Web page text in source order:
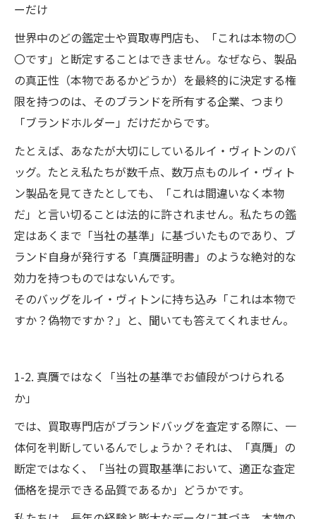
ーだけ
世界中のどの鑑定士や買取専門店も、「これは本物の〇
〇です」と断定することはできません。なぜなら、製品
の真正性（本物であるかどうか）を最終的に決定する権
限を持つのは、そのブランドを所有する企業、つまり
「ブランドホルダー」だけだからです。
たとえば、あなたが大切にしているルイ・ヴィトンのバ
ッグ。たとえ私たちが数千点、数万点ものルイ・ヴィト
ン製品を見てきたとしても、「これは間違いなく本物
だ」と言い切ることは法的に許されません。私たちの鑑
定はあくまで「当社の基準」に基づいたものであり、ブ
ランド自身が発行する「真贋証明書」のような絶対的な
効力を持つものではないんです。
そのバッグをルイ・ヴィトンに持ち込み「これは本物で
すか？偽物ですか？」と、聞いても答えてくれません。
1-2. 真贋ではなく「当社の基準でお値段がつけられる
か」
では、買取専門店がブランドバッグを査定する際に、一
体何を判断しているんでしょうか？それは、「真贋」の
断定ではなく、「当社の買取基準において、適正な査定
価格を提示できる品質であるか」どうかです。